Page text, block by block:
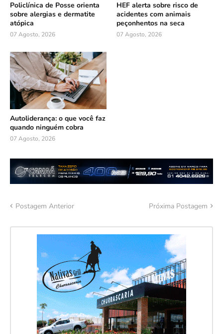
Policlínica de Posse orienta
sobre alergias e dermatite
atópica
07 Agosto, 2026
HEF alerta sobre risco de
acidentes com animais
peçonhentos na seca
07 Agosto, 2026
Autoliderança: o que você faz
quando ninguém cobra
07 Agosto, 2026
Postagem Anterior Próxima Postagem